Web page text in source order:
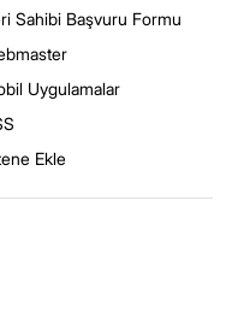
Sahibi Başvuru Formu
Uygulamalar
Ekle